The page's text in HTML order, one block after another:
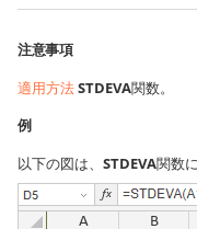
注意事項
適用方法STDEVA関数。
例
以下の図は、 STDEVA関数